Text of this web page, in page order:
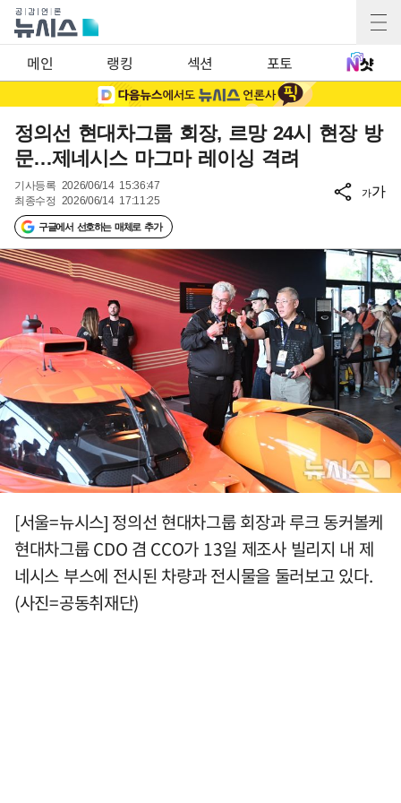
메인 랭킹 섹션 포토
정의선 현대차그룹 회장, 르망 24시 현장 방
문…제네시스 마그마 레이싱 격려
기사등록 2026/06/14 15:36:47
최종수정 2026/06/14 17:11:25
구글에서 선호하는 매체로 추가
가가
[서울=뉴시스] 정의선 현대차그룹 회장과 루크 동커볼케
현대차그룹 CDO 겸 CCO가 13일 제조사 빌리지 내 제
네시스 부스에 전시된 차량과 전시물을 둘러보고 있다.
(사진=공동취재단)